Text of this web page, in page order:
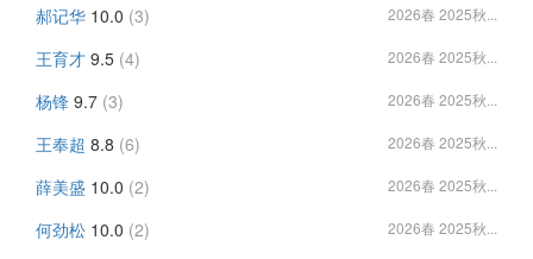
郝记华 10.0 (3) 2026春 2025秋...
王育才 9.5 (4) 2026春 2025秋...
杨锋 9.7 (3) 2026春 2025秋...
王奉超 8.8 (6) 2026春 2025秋...
薛美盛 10.0 (2) 2026春 2025秋...
何劲松 10.0 (2) 2026春 2025秋...